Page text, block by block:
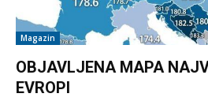
Magazin
OBJAVLJENA MAPA
EVROPI